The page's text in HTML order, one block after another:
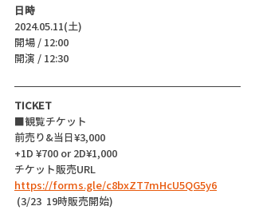
日時
2024.05.11(土)
開場 / 12:00
開演 / 12:30
TICKET
■観覧チケット
前売り&当日¥3,000
+1D ¥700 or 2D¥1,000
チケット販売URL
https://forms.gle/c8bxZT7mHcU5QG5y6
(3/23  19時販売開始)